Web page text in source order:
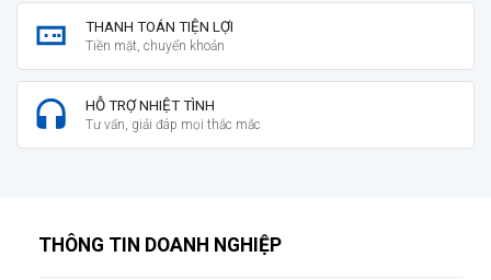
THANH TOÁN TIỆN LỢI
Tiền mặt, chuyển khoản
HỖ TRỢ NHIỆT TÌNH
Tư vấn, giải đáp mọi thắc mắc
THÔNG TIN DOANH NGHIỆP